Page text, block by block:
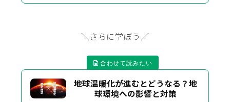
＼さらに学ぼう／
地球温暖化が進むとどうなる？地
球環境への影響と対策